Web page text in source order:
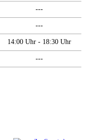
---
---
14:00 Uhr - 18:30 Uhr
---